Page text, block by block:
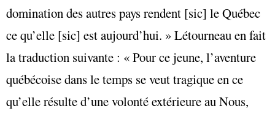
domination des autres pays rendent [sic] le Québec
ce qu’elle [sic] est aujourd’hui. » Létourneau en fait
la traduction suivante : « Pour ce jeune, l’aventure
québécoise dans le temps se veut tragique en ce
qu’elle résulte d’une volonté extérieure au Nous,